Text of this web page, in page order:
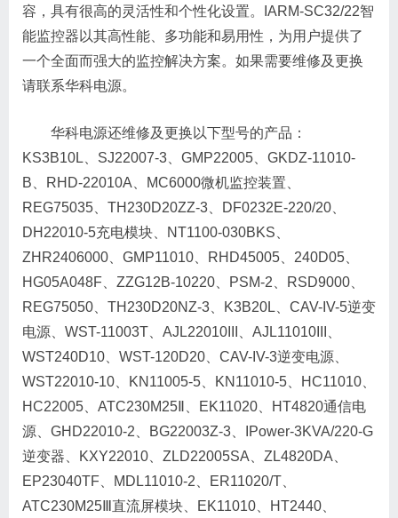
容，具有很高的灵活性和个性化设置。IARM-SC32/22智
能监控器以其高性能、多功能和易用性，为用户提供了
一个全面而强大的监控解决方案。如果需要维修及更换
请联系华科电源。
华科电源还维修及更换以下型号的产品：
KS3B10L、SJ22007-3、GMP22005、GKDZ-11010-
B、RHD-22010A、MC6000微机监控装置、
REG75035、TH230D20ZZ-3、DF0232E-220/20、
DH22010-5充电模块、NT1100-030BKS、
ZHR2406000、GMP11010、RHD45005、240D05、
HG05A048F、ZZG12B-10220、PSM-2、RSD9000、
REG75050、TH230D20NZ-3、K3B20L、CAV-IV-5逆变
电源、WST-11003T、AJL22010III、AJL11010III、
WST240D10、WST-120D20、CAV-IV-3逆变电源、
WST22010-10、KN11005-5、KN11010-5、HC11010、
HC22005、ATC230M25Ⅱ、EK11020、HT4820通信电
源、GHD22010-2、BG22003Z-3、IPower-3KVA/220-G
逆变器、KXY22010、ZLD22005SA、ZL4820DA、
EP23040TF、MDL11010-2、ER11020/T、
ATC230M25Ⅲ直流屏模块、EK11010、HT2440、